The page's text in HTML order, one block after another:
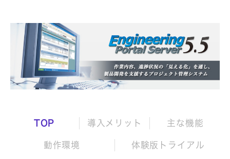
TOP 導入メリット 主な機能
動作環境 体験版トライアル